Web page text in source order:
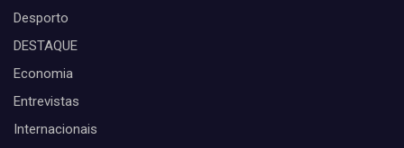
Desporto
DESTAQUE
Economia
Entrevistas
Internacionais